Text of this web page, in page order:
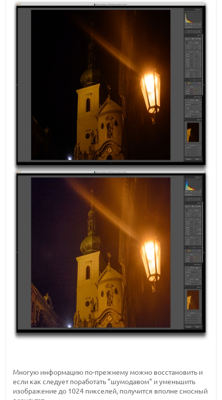
Многую информацию по-прежнему можно восстановить и
если как следует поработать "шумодавом" и уменьшить
изображение до 1024 пикселей, получится вполне сносный